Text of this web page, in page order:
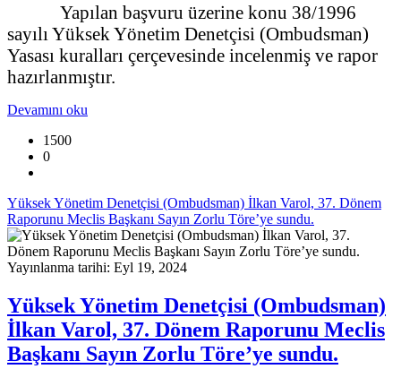
Yapılan başvuru üzerine konu 38/1996
sayılı Yüksek Yönetim Denetçisi (Ombudsman)
Yasası kuralları çerçevesinde incelenmiş ve rapor
hazırlanmıştır.
Devamını oku
1500
0
Yüksek Yönetim Denetçisi (Ombudsman) İlkan Varol, 37. Dönem
Raporunu Meclis Başkanı Sayın Zorlu Töre’ye sundu.
Yayınlanma tarihi: Eyl 19, 2024
Yüksek Yönetim Denetçisi (Ombudsman)
İlkan Varol, 37. Dönem Raporunu Meclis
Başkanı Sayın Zorlu Töre’ye sundu.